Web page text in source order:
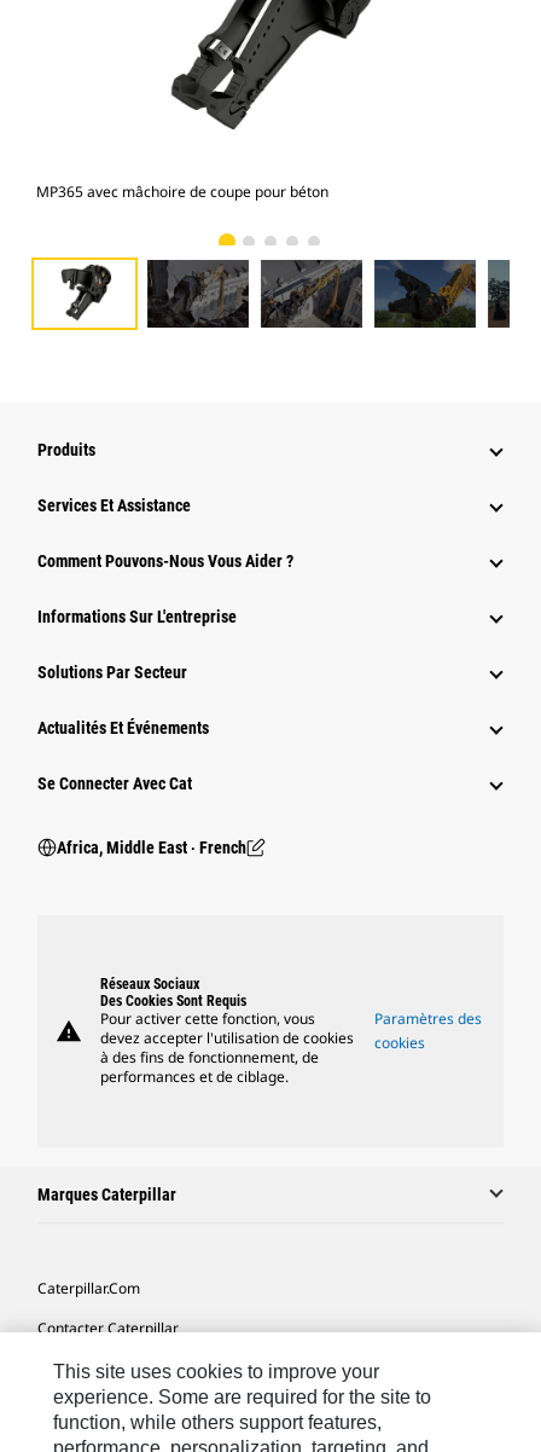
MP365 avec mâchoire de coupe pour béton
Produits
Services Et Assistance
Comment Pouvons-Nous Vous Aider ?
Informations Sur L'entreprise
Solutions Par Secteur
Actualités Et Événements
Se Connecter Avec Cat
Africa, Middle East ‧ French
warning
Réseaux Sociaux
Des Cookies Sont Requis
Pour activer cette fonction, vous
devez accepter l'utilisation de cookies
à des fins de fonctionnement, de
performances et de ciblage.
Paramètres des
cookies
Marques Caterpillar
Caterpillar.com
Contacter Caterpillar
Mes Préférences Marketing
Plan Du Site
Cookie Settings
This site uses cookies to improve your
experience. Some are required for the site to
function, while others support features,
performance, personalization, targeting, and